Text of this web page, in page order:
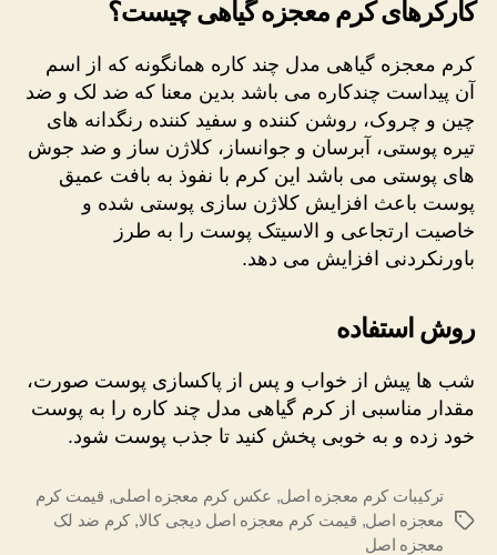
کارکرهای کرم معجزه گیاهی چیست؟
کرم معجزه گیاهی مدل چند کاره همانگونه که از اسم
آن پیداست چندکاره می باشد بدین معنا که ضد لک و ضد
چین و چروک،‌ روشن کننده و سفید کننده رنگدانه های
تیره پوستی، آبرسان و جوانساز،‌ کلاژن ساز و ضد جوش
های پوستی می باشد این کرم با نفوذ به بافت عمیق
پوست باعث افزایش کلاژن سازی پوستی شده و
خاصیت ارتجاعی و الاسیتک پوست را به طرز
باورنکردنی افزایش می دهد.
روش استفاده
شب ها پیش از خواب و پس از پاکسازی پوست صورت،
مقدار مناسبی از کرم گیاهی مدل چند کاره را به پوست
خود زده و به خوبی پخش کنید تا جذب پوست شود.
برچسب‌ها
ترکیبات کرم معجزه اصل, عکس کرم معجزه اصلی, قیمت کرم
معجزه اصل, قیمت کرم معجزه اصل دیجی کالا, کرم ضد لک
معجزه اصل